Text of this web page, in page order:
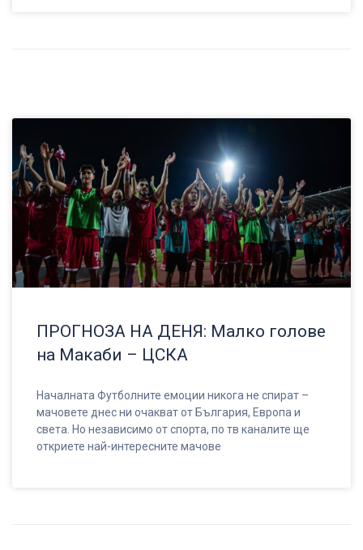
ПРОГНОЗА НА ДЕНЯ: Малко голове
на Макаби – ЦСКА
Началната Футболните емоции никога не спират –
мачовете днес ни очакват от България, Европа и
света. Но независимо от спорта, по тв каналите ще
откриете най-интересните мачове